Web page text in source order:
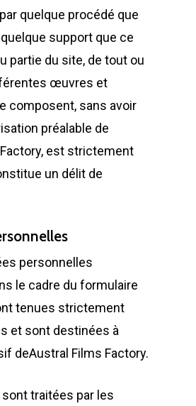
quelque procédé que
support que ce
partie du site, de tout ou
œuvres et
composent, sans avoir
préalable de
est strictement
un délit de
personnelles
le cadre du formulaire
tenues strictement
et sont destinées à
deAustral Films Factory.
traitées par les